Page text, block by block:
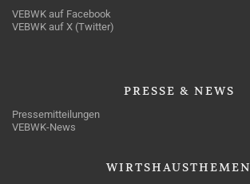
VEBWK auf Facebook
VEBWK auf X (Twitter)
PRESSE & NEWS
Pressemitteilungen
VEBWK-News
WIRTSHAUSTHEMEN